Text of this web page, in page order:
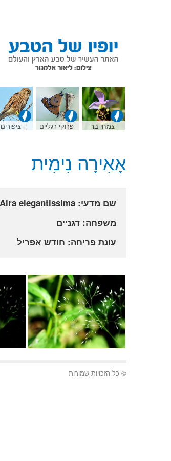
צמחי-בר פרוקי-רגליים ציפורים
אָאִירָה נִימִית
שם מדעי: Aira elegantissima
משפחה: דגניים
עונת פריחה: חודש אפריל
אאירה נימית
© כל הזכויות שמורות